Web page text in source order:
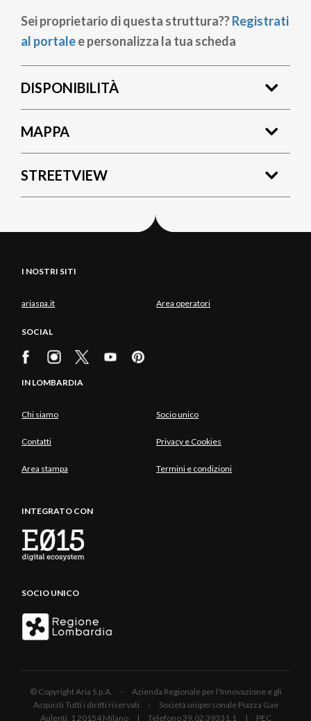
Sei proprietario di questa struttura??Registrati
al portalee personalizza la tua scheda
DISPONIBILITÀ
MAPPA
STREETVIEW
I NOSTRI SITI
ariaspa.it Area operatori
SOCIAL
IN LOMBARDIA
Chi siamo Socio unico
Contatti Privacy e Cookies
Area stampa Termini e condizioni
INTEGRATO CON
SOCIO UNICO
© Copyright Aria S.p.A. - Azienda Regionale per l'Innovazione e gli
Acquisti Tutti i diritti riservati - Società unipersonale Piazza Gae
Aulenti, 1 20154 Milano | Telefono 39.02 39331.1 | PEC